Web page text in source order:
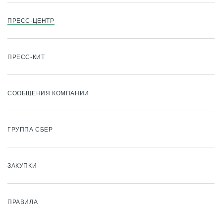
ПРЕСС-ЦЕНТР
ПРЕСС-КИТ
СООБЩЕНИЯ КОМПАНИИ
ГРУППА СБЕР
ЗАКУПКИ
ПРАВИЛА